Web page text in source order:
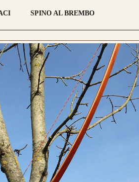
E
SPINO AL BREMBO